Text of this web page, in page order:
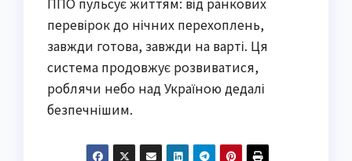
перевірок до нічних перехоплень,
завжди готова, завжди на варті. Ця
система продовжує розвиватися,
роблячи небо над Україною дедалі
безпечнішим.